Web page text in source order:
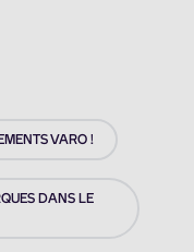
VARO !
DANS LE